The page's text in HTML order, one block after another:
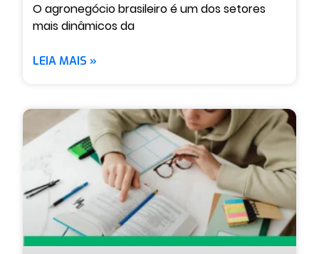
O agronegócio brasileiro é um dos setores
mais dinâmicos da
LEIA MAIS »